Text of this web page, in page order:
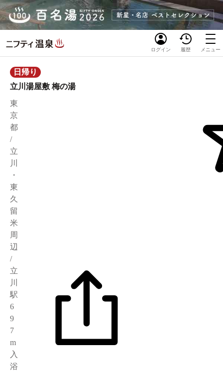
ログイン 履歴 メニュー
日帰り
立川湯屋敷 梅の湯
東
京
都
/
立
川
・
東
久
留
米
周
辺
/
立
川
駅
6
9
7
m
入
浴